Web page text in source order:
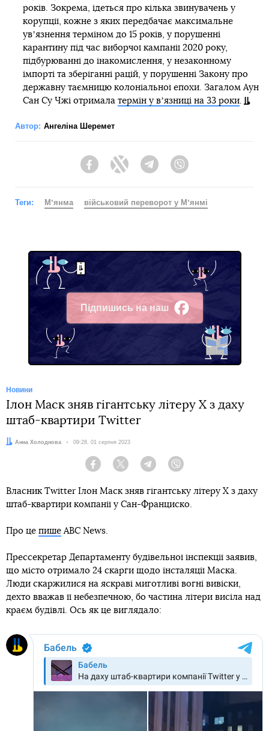
років. Зокрема, ідеться про кілька звинувачень у
корупції, кожне з яких передбачає максимальне
увʼязнення терміном до 15 років, у порушенні
карантину під час виборчої кампанії 2020 року,
підбурюванні до інакомислення, у незаконному
імпорті та зберіганні рацій, у порушенні Закону про
державну таємницю колоніальної епохи. Загалом Аун
Сан Су Чжі отримала термін у вʼязниці на 33 роки.
Автор: Ангеліна Шеремет
FacebookTwitter Telegram
Теги: Мʼянма військовий переворот у Мʼянмі
Підпишись на наш
Facebook
Новини
Ілон Маск зняв гігантську літеру X з даху
штаб-квартири Twitter
Автор:
Анна Холоднова Дата:
09:28, 01 серпня 2023
Facebook Twitter Telegram
Власник Twitter Ілон Маск зняв гігантську літеру X з даху
штаб-квартири компанії у Сан-Франциско.
Про це пише ABC News.
Прессекретар Департаменту будівельної інспекції заявив,
що місто отримало 24 скарги щодо інсталяції Маска.
Люди скаржилися на яскраві миготливі вогні вивіски,
дехто вважав її небезпечною, бо частина літери висіла над
краєм будівлі. Ось як це виглядало: